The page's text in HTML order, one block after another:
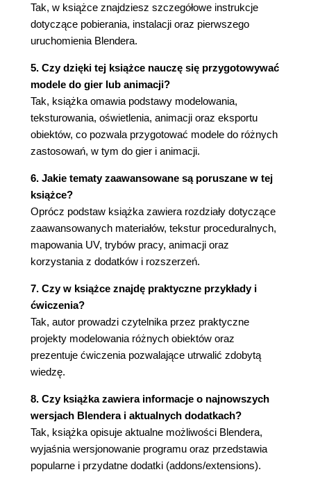
3.2. Podstawy materiałów
3.2.1. Sloty materiałów
3.2.3. Wiele materiałów na jednym obiekcie
3.2.4. Fake User
Rozdział 4. Kamera i render
4.1. Kamera
4.1.1. Widok z kamery
4.1.2. Właściwości kamery
4.1.3. Przemieszczanie kamery
4.1.4. Aktywna kamera
4.1.5. Passepartout
4.1.6. Linie pomocnicze
4.1.7. Głębia ostrości
4.2. Silniki renderowania
4.2.2. Renderowanie za pomocą karty
graficznej (GPU)
4.2.3. EEVEE
4.2.4. Workbench
4.3. Tło
4.4. Render
4.4.1. Ustawienia renderu w Cycles
4.4.2. Denoising
4.4.3. Ustawienia renderu w EEVEE
4.4.4. Format wyjściowy
Tak, w książce znajdziesz szczegółowe instrukcje
dotyczące pobierania, instalacji oraz pierwszego
uruchomienia Blendera.
5. Czy dzięki tej książce nauczę się przygotowywać
modele do gier lub animacji?
Tak, książka omawia podstawy modelowania,
teksturowania, oświetlenia, animacji oraz eksportu
obiektów, co pozwala przygotować modele do różnych
zastosowań, w tym do gier i animacji.
6. Jakie tematy zaawansowane są poruszane w tej
książce?
Oprócz podstaw książka zawiera rozdziały dotyczące
zaawansowanych materiałów, tekstur proceduralnych,
mapowania UV, trybów pracy, animacji oraz
korzystania z dodatków i rozszerzeń.
7. Czy w książce znajdę praktyczne przykłady i
ćwiczenia?
Tak, autor prowadzi czytelnika przez praktyczne
projekty modelowania różnych obiektów oraz
prezentuje ćwiczenia pozwalające utrwalić zdobytą
wiedzę.
8. Czy książka zawiera informacje o najnowszych
wersjach Blendera i aktualnych dodatkach?
Tak, książka opisuje aktualne możliwości Blendera,
wyjaśnia wersjonowanie programu oraz przedstawia
popularne i przydatne dodatki (addons/extensions).